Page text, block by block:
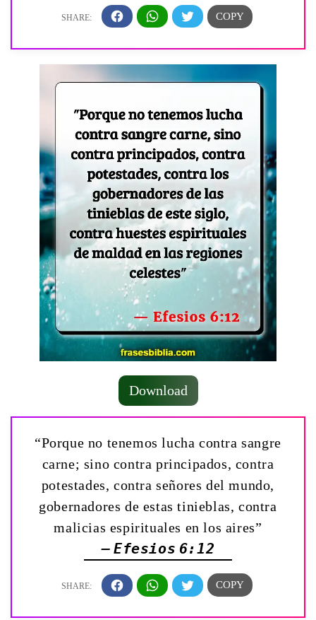
Download
“Porque no tenemos lucha contra sangre
carne; sino contra principados, contra
potestades, contra señores del mundo,
gobernadores de estas tinieblas, contra
malicias espirituales en los aires”
— Efesios 6:12